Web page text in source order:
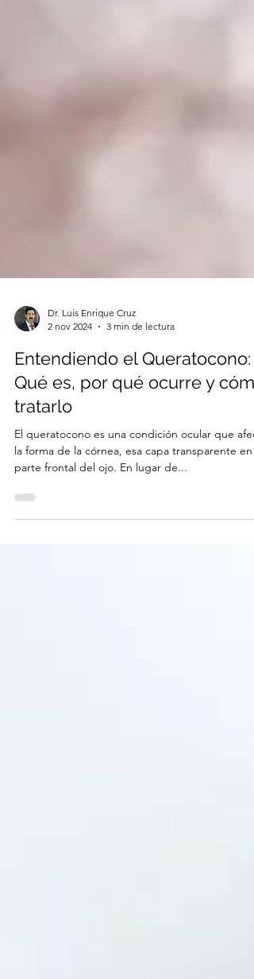
2 nov 2024
3 min de lectura
Entendiendo el Queratocono:
Qué es, por qué ocurre y cómo
tratarlo
El queratocono es una condición ocular que
parte frontal del ojo. En lugar de...